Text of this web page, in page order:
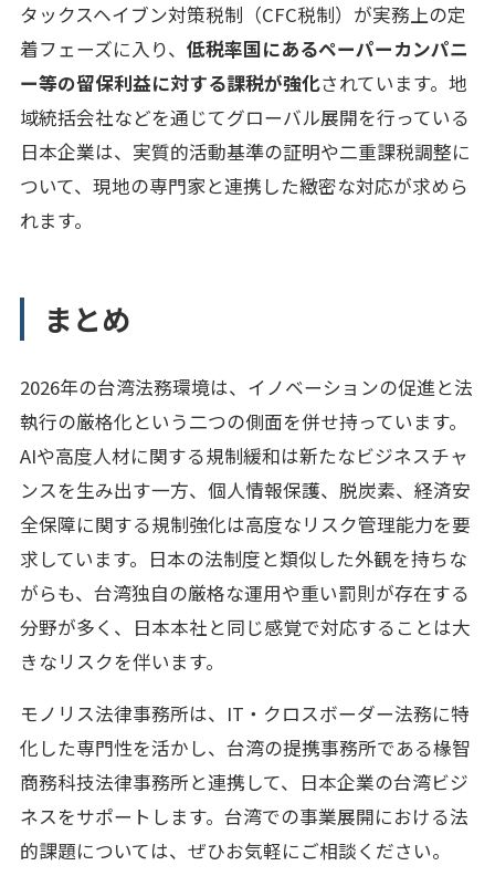
タックスヘイブン対策税制（CFC税制）が実務上の定
着フェーズに入り、 低税率国にあるペーパーカンパニ
ー等の留保利益に対する課税が強化されています。地
域統括会社などを通じてグローバル展開を行っている
日本企業は、実質的活動基準の証明や二重課税調整に
ついて、現地の専門家と連携した緻密な対応が求めら
れます。
まとめ
2026年の台湾法務環境は、イノベーションの促進と法
執行の厳格化という二つの側面を併せ持っています。
AIや高度人材に関する規制緩和は新たなビジネスチャ
ンスを生み出す一方、個人情報保護、脱炭素、経済安
全保障に関する規制強化は高度なリスク管理能力を要
求しています。日本の法制度と類似した外観を持ちな
がらも、台湾独自の厳格な運用や重い罰則が存在する
分野が多く、日本本社と同じ感覚で対応することは大
きなリスクを伴います。
モノリス法律事務所は、IT・クロスボーダー法務に特
化した専門性を活かし、台湾の提携事務所である椽智
商務科技法律事務所と連携して、日本企業の台湾ビジ
ネスをサポートします。台湾での事業展開における法
的課題については、ぜひお気軽にご相談ください。